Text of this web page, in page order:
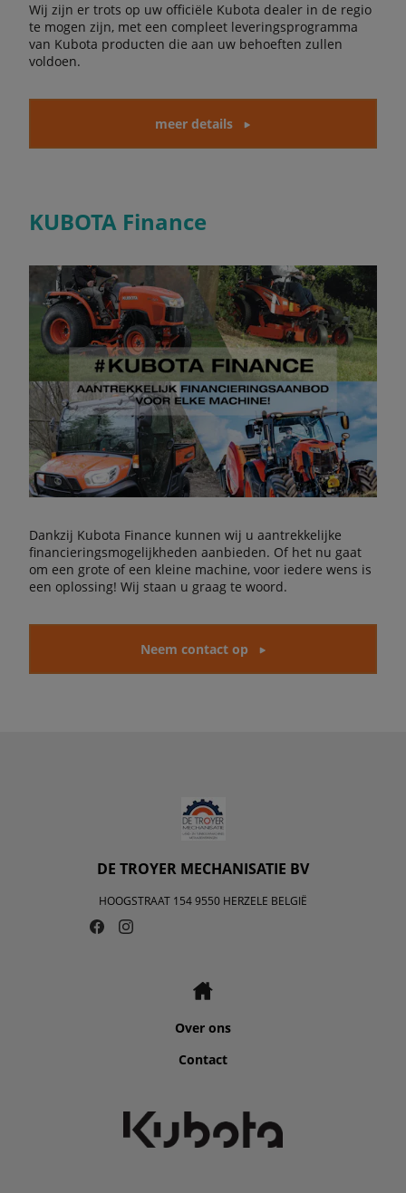
Wij zijn er trots op uw officiële Kubota dealer in de regio
te mogen zijn, met een compleet leveringsprogramma
van Kubota producten die aan uw behoeften zullen
voldoen.
meer details
KUBOTA Finance
Dankzij Kubota Finance kunnen wij u aantrekkelijke
financieringsmogelijkheden aanbieden. Of het nu gaat
om een grote of een kleine machine, voor iedere wens is
een oplossing! Wij staan u graag te woord.
Neem contact op
DE TROYER MECHANISATIE BV
HOOGSTRAAT 154 9550 HERZELE BELGIË
Over ons
Contact